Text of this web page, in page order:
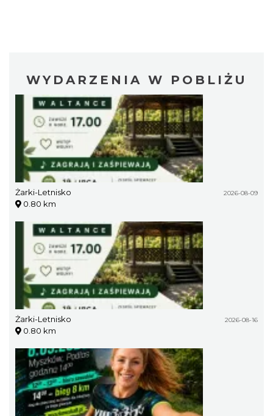
WYDARZENIA W POBLIŻU
Żarki-Letnisko 2026-08-09
0.80 km
Żarki-Letnisko 2026-08-16
0.80 km